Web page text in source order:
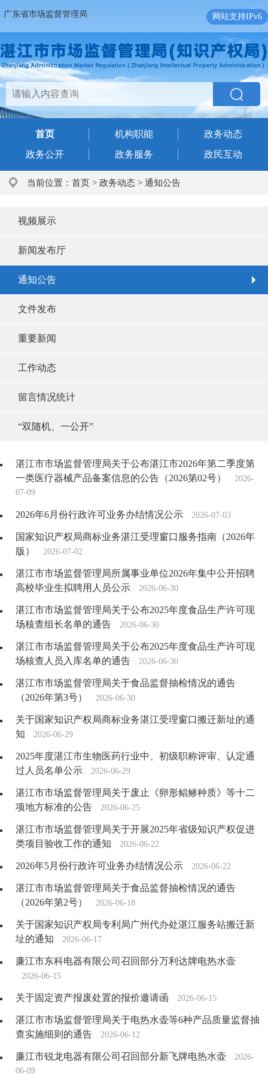
广东省市场监督管理局 网站支持IPv6
首页 机构职能
政务动态
政务公开
政务服务 政民互动
当前位置： 首页 > 政务动态 > 通知公告
视频展示
新闻发布厅
通知公告
文件发布
重要新闻
工作动态
留言情况统计
“双随机、一公开”
湛江市市场监督管理局关于公布湛江市2026年第二季度第
一类医疗器械产品备案信息的公告（2026第02号）
2026-
07-09
2026年6月份行政许可业务办结情况公示 2026-07-03
国家知识产权局商标业务湛江受理窗口服务指南（2026年
版）
2026-07-02
湛江市市场监督管理局所属事业单位2026年集中公开招聘
高校毕业生拟聘用人员公示
2026-06-30
湛江市市场监督管理局关于公布2025年度食品生产许可现
场核查组长名单的通告
2026-06-30
湛江市市场监督管理局关于公布2025年度食品生产许可现
场核查人员入库名单的通告
2026-06-30
湛江市市场监督管理局关于食品监督抽检情况的通告
（2026年第3号）
2026-06-30
关于国家知识产权局商标业务湛江受理窗口搬迁新址的通
知
2026-06-29
2025年度湛江市生物医药行业中、初级职称评审、认定通
过人员名单公示
2026-06-29
湛江市市场监督管理局关于废止《卵形鲳鲹种质》等十二
项地方标准的公告
2026-06-25
湛江市市场监督管理局关于开展2025年省级知识产权促进
类项目验收工作的通知
2026-06-22
2026年5月份行政许可业务办结情况公示 2026-06-22
湛江市市场监督管理局关于食品监督抽检情况的通告
（2026年第2号）
2026-06-18
关于国家知识产权局专利局广州代办处湛江服务站搬迁新
址的通知
2026-06-17
廉江市东科电器有限公司召回部分万利达牌电热水壶
2026-06-15
关于固定资产报废处置的报价邀请函 2026-06-15
湛江市市场监督管理局关于电热水壶等6种产品质量监督抽
查实施细则的通告
2026-06-12
廉江市锐龙电器有限公司召回部分新飞牌电热水壶 2026-
06-09